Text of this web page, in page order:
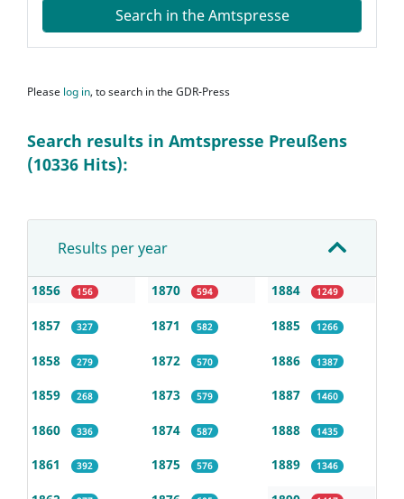
Search in the Amtspresse
Please log in, to search in the GDR-Press
Search results in Amtspresse Preußens
(10336 Hits):
Results per year
1856 156
1857 327
1858 279
1859 268
1860 336
1861 392
1870 594
1871 582
1872 570
1873 579
1874 587
1875 576
1884 1249
1885 1266
1886 1387
1887 1460
1888 1435
1889 1346